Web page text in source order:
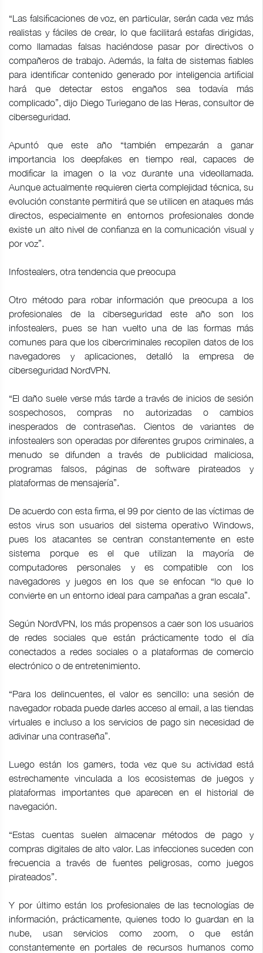
“Las falsificaciones de voz, en particular, serán cada vez más
realistas y fáciles de crear, lo que facilitará estafas dirigidas,
como llamadas falsas haciéndose pasar por directivos o
compañeros de trabajo. Además, la falta de sistemas fiables
para identificar contenido generado por inteligencia artificial
hará que detectar estos engaños sea todavía más
complicado”, dijo Diego Turiegano de las Heras, consultor de
ciberseguridad.
Apuntó que este año “también empezarán a ganar
importancia los deepfakes en tiempo real, capaces de
modificar la imagen o la voz durante una videollamada.
Aunque actualmente requieren cierta complejidad técnica, su
evolución constante permitirá que se utilicen en ataques más
directos, especialmente en entornos profesionales donde
existe un alto nivel de confianza en la comunicación visual y
por voz”.
Infostealers, otra tendencia que preocupa
Otro método para robar información que preocupa a los
profesionales de la ciberseguridad este año son los
infostealers, pues se han vuelto una de las formas más
comunes para que los cibercriminales recopilen datos de los
navegadores y aplicaciones, detalló la empresa de
ciberseguridad NordVPN.
“El daño suele verse más tarde a través de inicios de sesión
sospechosos, compras no autorizadas o cambios
inesperados de contraseñas. Cientos de variantes de
infostealers son operadas por diferentes grupos criminales, a
menudo se difunden a través de publicidad maliciosa,
programas falsos, páginas de software pirateados y
plataformas de mensajería”.
De acuerdo con esta firma, el 99 por ciento de las víctimas de
estos virus son usuarios del sistema operativo Windows,
pues los atacantes se centran constantemente en este
sistema porque es el que utilizan la mayoría de
computadores personales y es compatible con los
navegadores y juegos en los que se enfocan “lo que lo
convierte en un entorno ideal para campañas a gran escala”.
Según NordVPN, los más propensos a caer son los usuarios
de redes sociales que están prácticamente todo el día
conectados a redes sociales o a plataformas de comercio
electrónico o de entretenimiento.
“Para los delincuentes, el valor es sencillo: una sesión de
navegador robada puede darles acceso al email, a las tiendas
virtuales e incluso a los servicios de pago sin necesidad de
adivinar una contraseña”.
Luego están los gamers, toda vez que su actividad está
estrechamente vinculada a los ecosistemas de juegos y
plataformas importantes que aparecen en el historial de
navegación.
“Estas cuentas suelen almacenar métodos de pago y
compras digitales de alto valor. Las infecciones suceden con
frecuencia a través de fuentes peligrosas, como juegos
pirateados”.
Y por último están los profesionales de las tecnologías de
información, prácticamente, quienes todo lo guardan en la
nube, usan servicios como zoom, o que están
constantemente en portales de recursos humanos como